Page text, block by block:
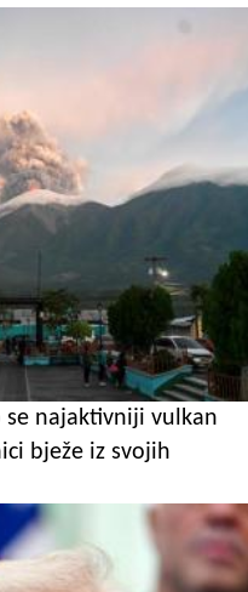
se najaktivniji vulkan
bježe iz svojih